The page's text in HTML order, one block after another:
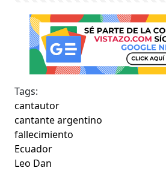
Tags:
cantautor
cantante argentino
fallecimiento
Ecuador
Leo Dan